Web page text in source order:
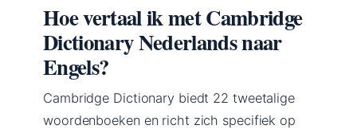
Hoe vertaal ik met Cambridge
Dictionary Nederlands naar
Engels?
Cambridge Dictionary biedt 22 tweetalige
woordenboeken en richt zich specifiek op